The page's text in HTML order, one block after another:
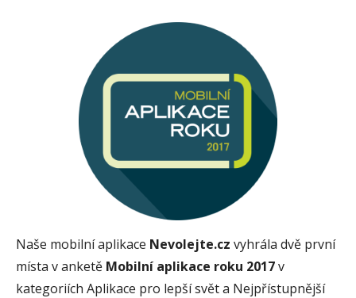
Naše mobilní aplikace Nevolejte.cz vyhrála dvě první
místa v anketě Mobilní aplikace roku 2017v
kategoriích Aplikace pro lepší svět a Nejpřístupnější